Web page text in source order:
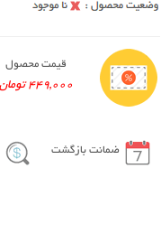
قیمت محصول
449,000 تومان
ضمانت بازگشت